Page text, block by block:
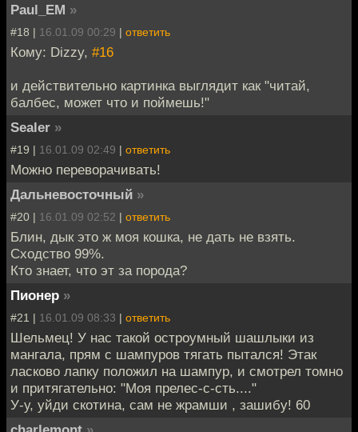
Paul_EM »
#18 | 16.01.09 00:29 | ответить
Кому: Dizzy, #16
и действительно картинка выглядит как "читай,
балбес, может что и поймешь!"
Sealer »
#19 | 16.01.09 02:49 | ответить
Можно переворачивать!
Дальневосточный »
#20 | 16.01.09 02:52 | ответить
Блин, дык это ж моя кошка, не дать не взять.
Сходство 99%.
Кто знает, что эт за порода?
Пионер »
#21 | 16.01.09 08:33 | ответить
Шельмец! У нас такой остроумный шашлыки из
мангала, прям с шампуров тягать пытался! Этак
ласково лапку положил на шампур, и смотрел томно
и притягательно: "Моя прелес-с-сть...."
У-у, уйди скотина, сам не жрамши , зашибу! 60